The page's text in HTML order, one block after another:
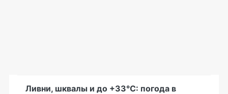
Ливни, шквалы и до +33°С: погода в